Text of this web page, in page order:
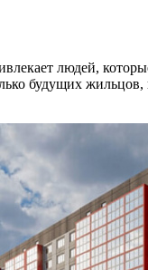
людей,
будущих